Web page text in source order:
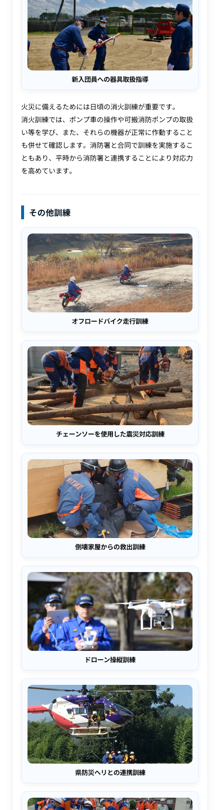
新入団員への器具取扱指導
火災に備えるためには日頃の消火訓練が重要です。
消火訓練では、ポンプ車の操作や可搬消防ポンプの取扱
い等を学び、また、それらの機器が正常に作動すること
も併せて確認します。消防署と合同で訓練を実施するこ
ともあり、平時から消防署と連携することにより対応力
を高めています。
その他訓練
オフロードバイク走行訓練
チェーンソーを使用した震災対応訓練
倒壊家屋からの救出訓練
ドローン操縦訓練
県防災ヘリとの連携訓練